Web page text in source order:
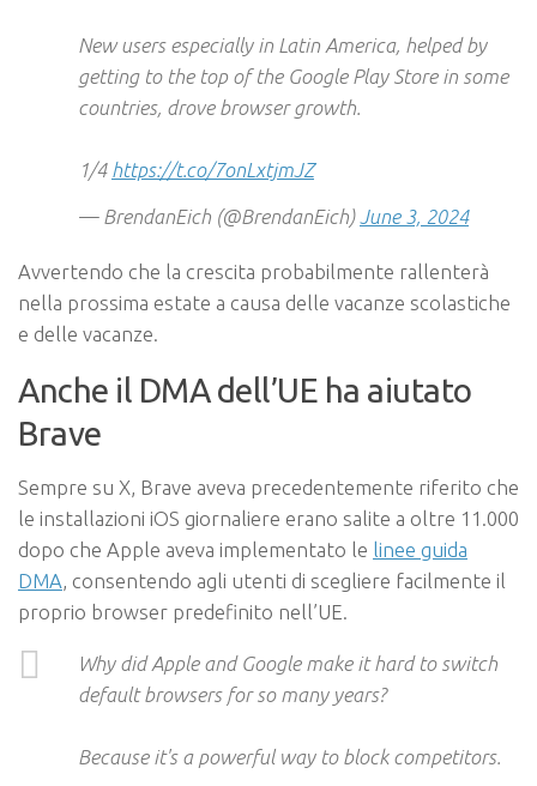
New users especially in Latin America, helped by
getting to the top of the Google Play Store in some
countries, drove browser growth.
1/4 https://t.co/7onLxtjmJZ
— BrendanEich (@BrendanEich) June 3, 2024
Avvertendo che la crescita probabilmente rallenterà
nella prossima estate a causa delle vacanze scolastiche
e delle vacanze.
Anche il DMA dell’UE ha aiutato
Brave
Sempre su X, Brave aveva precedentemente riferito che
le installazioni iOS giornaliere erano salite a oltre 11.000
dopo che Apple aveva implementato le linee guida
DMA, consentendo agli utenti di scegliere facilmente il
proprio browser predefinito nell’UE.
Why did Apple and Google make it hard to switch
default browsers for so many years?
Because it's a powerful way to block competitors.